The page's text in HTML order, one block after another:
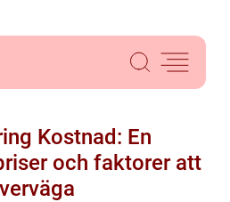
Kostnad: En
och faktorer att